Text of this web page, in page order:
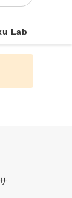
Lab